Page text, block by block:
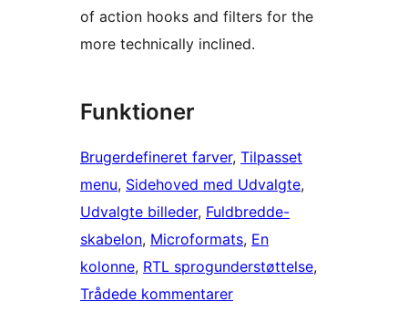
of action hooks and filters for the
more technically inclined.
Funktioner
Brugerdefineret farver, Tilpasset
menu, Sidehoved med Udvalgte
Udvalgte billeder, Fuldbredde-
skabelon, Microformats, En
kolonne, RTL sprogunderstøttelse
Trådede kommentarer